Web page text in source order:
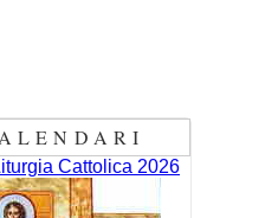
Cattolica 2026